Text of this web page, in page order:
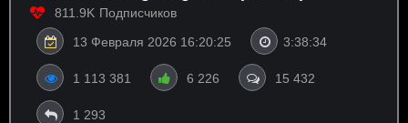
811.9K Подписчиков
13 Февраля 2026 16:20:25
3:38:34
1 113 381 6 226 15 432
1 293